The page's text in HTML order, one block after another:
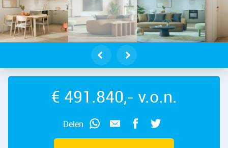
139 – Foto 2
Delen
€ 491.840,- v.o.n.